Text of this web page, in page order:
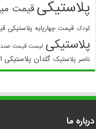
پلاستیکی قیمت
کودک قیمت چهارپایه پلاستیکی
پلاستیکی لیست قیمت
ناصر پلاستیک گلدان پلاستیکی
درباره ما